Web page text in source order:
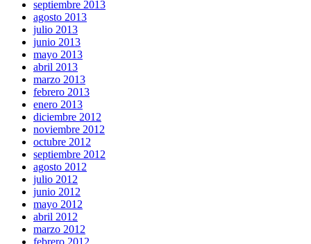
septiembre 2013
agosto 2013
julio 2013
junio 2013
mayo 2013
abril 2013
marzo 2013
febrero 2013
enero 2013
diciembre 2012
noviembre 2012
octubre 2012
septiembre 2012
agosto 2012
julio 2012
junio 2012
mayo 2012
abril 2012
marzo 2012
febrero 2012